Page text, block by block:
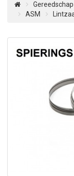
Gereedschap
ASM